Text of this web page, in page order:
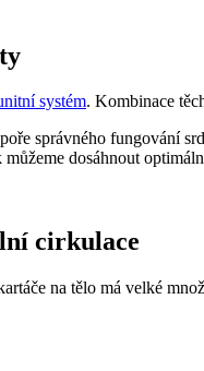
systém. Kombinace
správného fungování
dosáhnout
cirkulace
na tělo má velké